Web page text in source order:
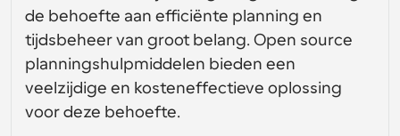
Samenwerkingsplanning voor groepen
Voor organisaties
Grotere teamsplanning voor meer controle en
beveiliging
Ontwikkelaar
Ontwikkelaarsdocumentatie
Documentatie voor het Cal.com-platform
Hulpbronnen
Lettertype: Cal Sans UI & tekst
Prijzen
de behoefte aan efficiënte planning en
tijdsbeheer van groot belang. Open source
planningshulpmiddelen bieden een
veelzijdige en kosteneffectieve oplossing
voor deze behoefte.